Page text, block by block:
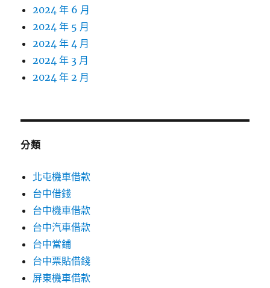
2024 年 6 月
2024 年 5 月
2024 年 4 月
2024 年 3 月
2024 年 2 月
分類
北屯機車借款
台中借錢
台中機車借款
台中汽車借款
台中當鋪
台中票貼借錢
屏東機車借款